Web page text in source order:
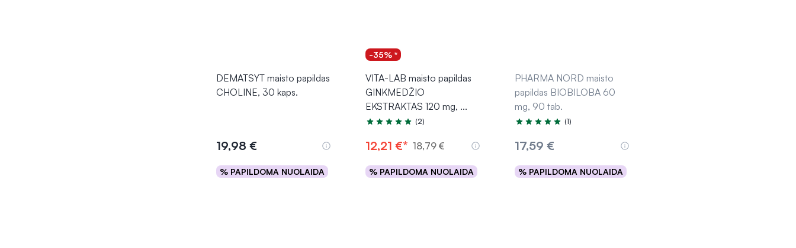
DEMATSYT maisto papildas
CHOLINE, 30 kaps.
19,98 €
% PAPILDOMA NUOLAIDA
Į krepšelį
-35% *
VITA-LAB maisto papildas
GINKMEDŽIO
EKSTRAKTAS 120 mg, ...
Įvertinimas 5.0 iš 5
(2)
12,21 €* 18,79 €
% PAPILDOMA NUOLAIDA
Į krepšelį
PHARMA NORD maisto
papildas BIOBILOBA 60
mg, 90 tab.
Įvertinimas 5.0 iš 5
(1)
17,59 €
% PAPILDOMA NUOLAIDA
Išparduota